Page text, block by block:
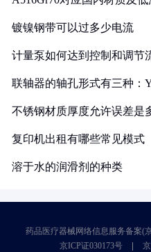
镀镍钢带可以过多少电流
计量泵如何达到控制和调节
联轴器的轴孔形式有三种：
不锈钢材质厚度允许误差是
复印机出租有哪些常见模式
溶于水的润滑剂的种类
药品医疗器械网络信息服务备案(
京ICP证030173号